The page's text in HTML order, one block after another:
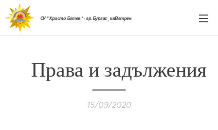
ОУ " Христо Ботев " - гр. Бургас , кв.Ветрен
Права и задължения
15/09/2020